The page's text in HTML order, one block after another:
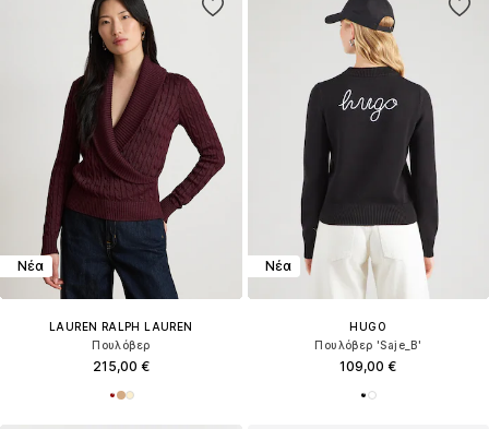
Νέα
LAUREN RALPH LAUREN
Πουλόβερ
215,00 €
Νέα
HUGO
Πουλόβερ 'Saje_B'
109,00 €